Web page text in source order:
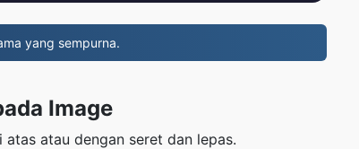
yang sempurna.
Image
atau dengan seret dan lepas.